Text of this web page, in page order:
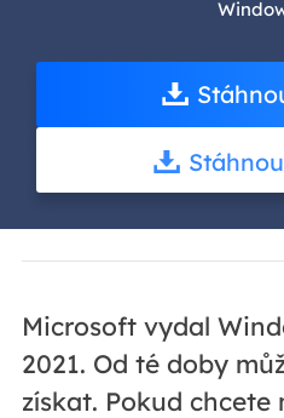
Microsoft vydal
2021. Od té doby
získat. Pokud